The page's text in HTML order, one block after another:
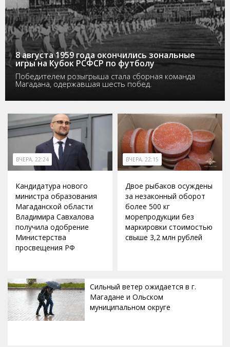
8 августа 1959 года окончились зональные
игры на Кубок РСФСР по футболу
Победителем розыгрыша стала сборная команда
Магадана, одержавшая шесть побед.
ВЧЕРА, 22:24
Кандидатура нового
министра образования
Магаданской области
Владимира Савхалова
получила одобрение
Министерства
просвещения РФ
ВЧЕРА, 22:15
Двое рыбаков осуждены
за незаконный оборот
более 500 кг
морепродукции без
маркировки стоимостью
свыше 3,2 млн рублей
Сильный ветер ожидается в г.
Магадане и Ольском
муниципальном округе